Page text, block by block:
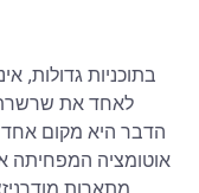
בתוכניות גדולות,
לאחד את שרשרת
הדבר היא מקום אחד
אוטומציה המפחיתה